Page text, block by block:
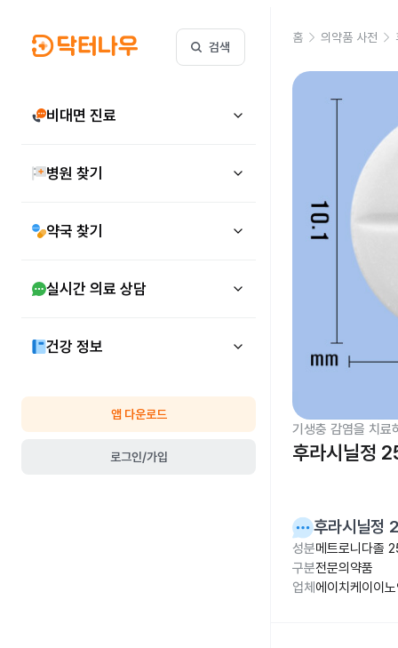
검색
비대면 진료
병원 찾기
약국 찾기
실시간 의료 상담
건강 정보
앱 다운로드
로그인/가입
홈 의약품 사전
기생충 감염을 치료
후라시닐정
후라시닐
성분메트로니다졸
구분전문의약품
업체 에이치케이이